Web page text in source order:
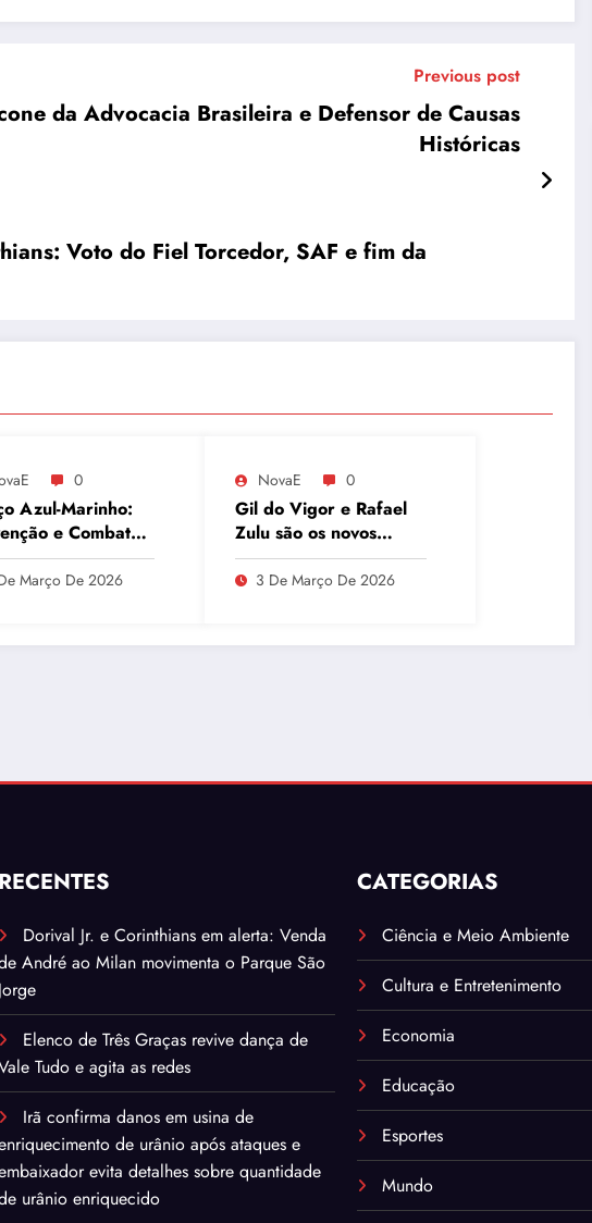
Previous post
da Advocacia Brasileira e Defensor de Causas
Históricas
Voto do Fiel Torcedor, SAF e fim da
0
Azul-Marinho:
e Combate
Colorretal
Físicas
Março De 2026
NovaE 0
Gil do Vigor e Rafael
Zulu são os novos
integrantes do Papo de
Segunda no GNT
3 De Março De 2026
RECENTES
Dorival Jr. e Corinthians em alerta: Venda
André ao Milan movimenta o Parque São
Jorge
Elenco de Três Graças revive dança de
Tudo e agita as redes
Irã confirma danos em usina de
de urânio após ataques e
evita detalhes sobre quantidade
urânio enriquecido
CATEGORIAS
Ciência e Meio Ambiente
Cultura e Entretenimento
Economia
Educação
Esportes
Mundo